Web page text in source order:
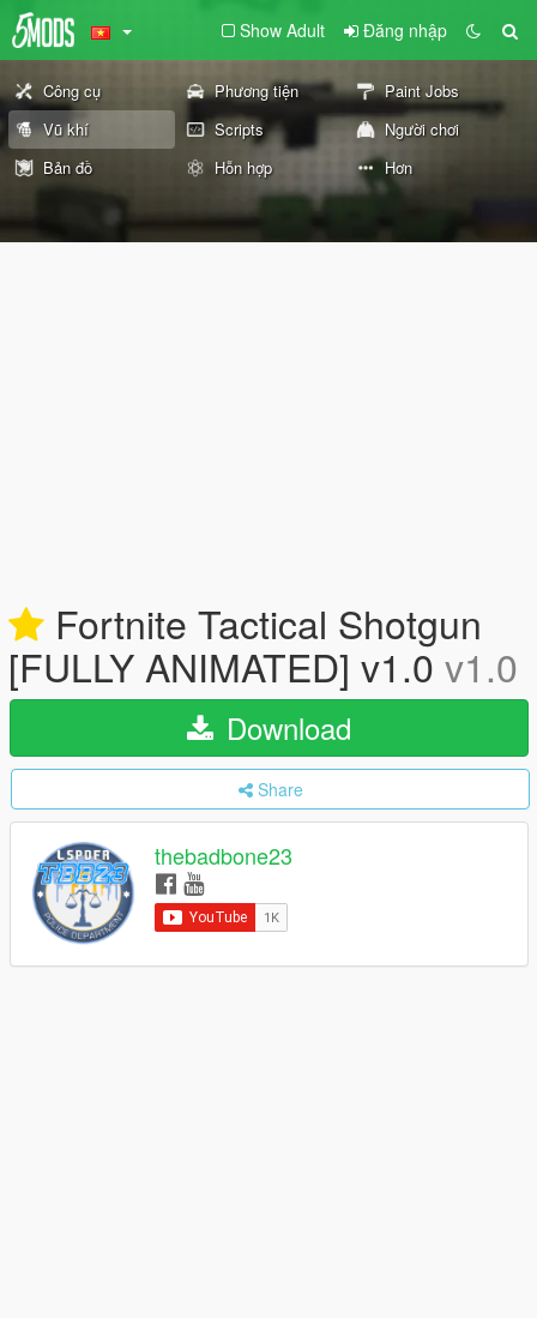
Show Adult Đăng nhập
Công cụ Phương tiện
Paint Jobs
Vũ khí
Scripts
Người chơi
Bản đồ
Hỗn hợp Hơn
Fortnite Tactical Shotgun
[FULLY ANIMATED] v1.0 v1.0
Download
Share
thebadbone23